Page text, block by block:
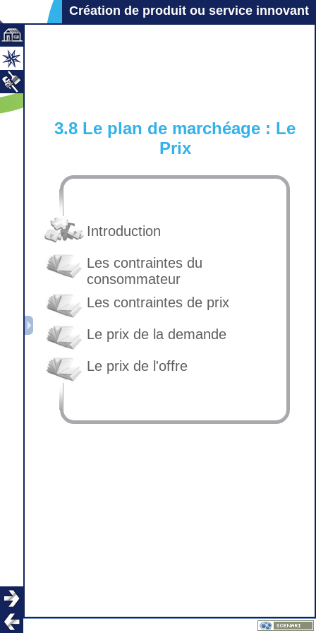
Création de produit ou service innovant
3.8 Le plan de marchéage : Le
Prix
Introduction
Les contraintes du
consommateur
Les contraintes de prix
Le prix de la demande
Le prix de l'offre